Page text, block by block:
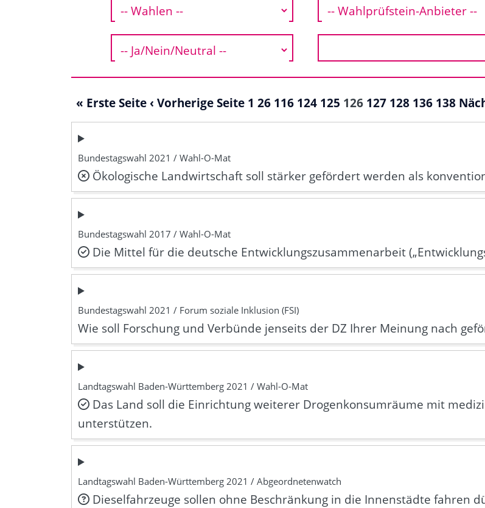
« Erste Seite‹ Vorherige Seite 1 26 116 124 125 126 127 128 136 138
Bundestagswahl 2021 / Wahl-O-Mat
Ökologische Landwirtschaft soll stärker gefördert werden als
Bundestagswahl 2017 / Wahl-O-Mat
Die Mittel für die deutsche Entwicklungszusammenarbeit
Bundestagswahl 2021 / Forum soziale Inklusion (FSI)
Wie soll Forschung und Verbünde jenseits der DZ Ihrer Meinung nach
Landtagswahl Baden-Württemberg 2021 / Wahl-O-Mat
Das Land soll die Einrichtung weiterer Drogenkonsumräume mit
unterstützen.
Landtagswahl Baden-Württemberg 2021 / Abgeordnetenwatch
Dieselfahrzeuge sollen ohne Beschränkung in die Innenstädte fahren